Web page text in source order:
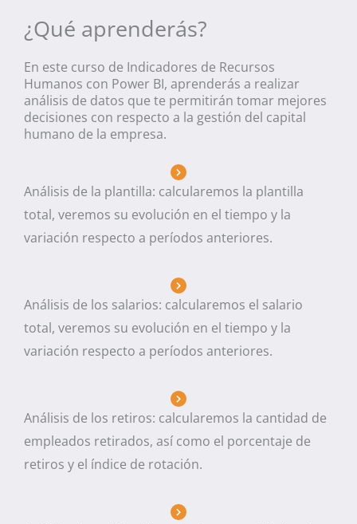
¿Qué aprenderás?
En este curso de Indicadores de Recursos
Humanos con Power BI, aprenderás a realizar
análisis de datos que te permitirán tomar mejores
decisiones con respecto a la gestión del capital
humano de la empresa.
Análisis de la plantilla: calcularemos la plantilla
total, veremos su evolución en el tiempo y la
variación respecto a períodos anteriores.
Análisis de los salarios: calcularemos el salario
total, veremos su evolución en el tiempo y la
variación respecto a períodos anteriores.
Análisis de los retiros: calcularemos la cantidad de
empleados retirados, así como el porcentaje de
retiros y el índice de rotación.